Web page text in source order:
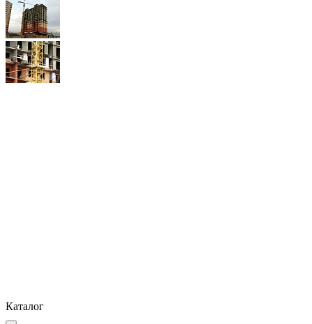
Каталог